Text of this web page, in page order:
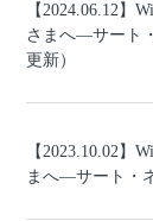
【2024.06.12】
さまへ―サート
更新）
【2023.10.02】
まへ―サート・